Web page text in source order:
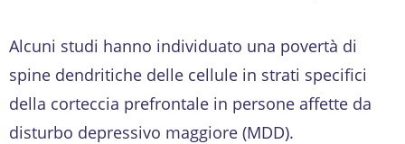
Alcuni studi hanno individuato una povertà di
spine dendritiche delle cellule in strati specifici
della corteccia prefrontale in persone affette da
disturbo depressivo maggiore (MDD).